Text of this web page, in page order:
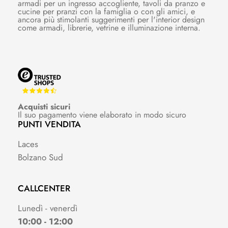
armadi per un ingresso accogliente, tavoli da pranzo e
cucine per pranzi con la famiglia o con gli amici, e
ancora più stimolanti suggerimenti per l'interior design
come armadi, librerie, vetrine e illuminazione interna.
Acquisti sicuri
Il suo pagamento viene elaborato in modo sicuro
PUNTI VENDITA
Laces
Bolzano Sud
CALLCENTER
Lunedì - venerdì
10:00 - 12:00